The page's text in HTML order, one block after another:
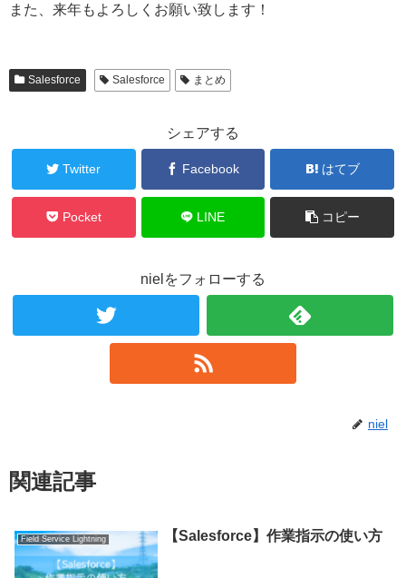
また、来年もよろしくお願い致します！
Salesforce Salesforce まとめ
シェアする
Twitter Facebook はてブ
Pocket LINE コピー
nielをフォローする
niel
関連記事
Field Service Lightning 【Salesforce】作業指示の使い方